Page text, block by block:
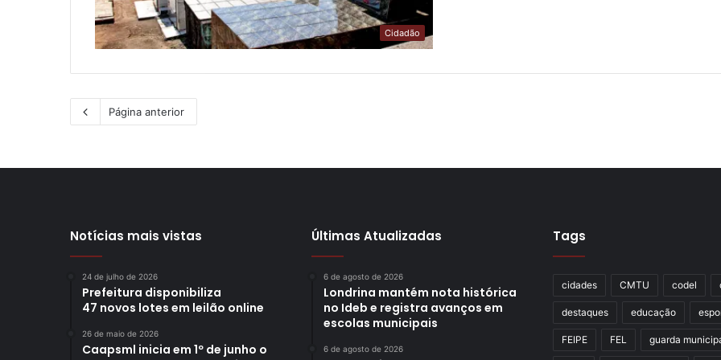
Cidadão
Página anterior
Notícias mais vistas
24 de julho de 2026
Prefeitura disponibiliza
47 novos lotes em leilão online
26 de maio de 2026
Caapsml inicia em 1º de junho o
Últimas Atualizadas
6 de agosto de 2026
Londrina mantém nota histórica
no Ideb e registra avanços em
escolas municipais
6 de agosto de 2026
Tags
cidades CMTU codel
destaques educação
FEIPE FEL guarda